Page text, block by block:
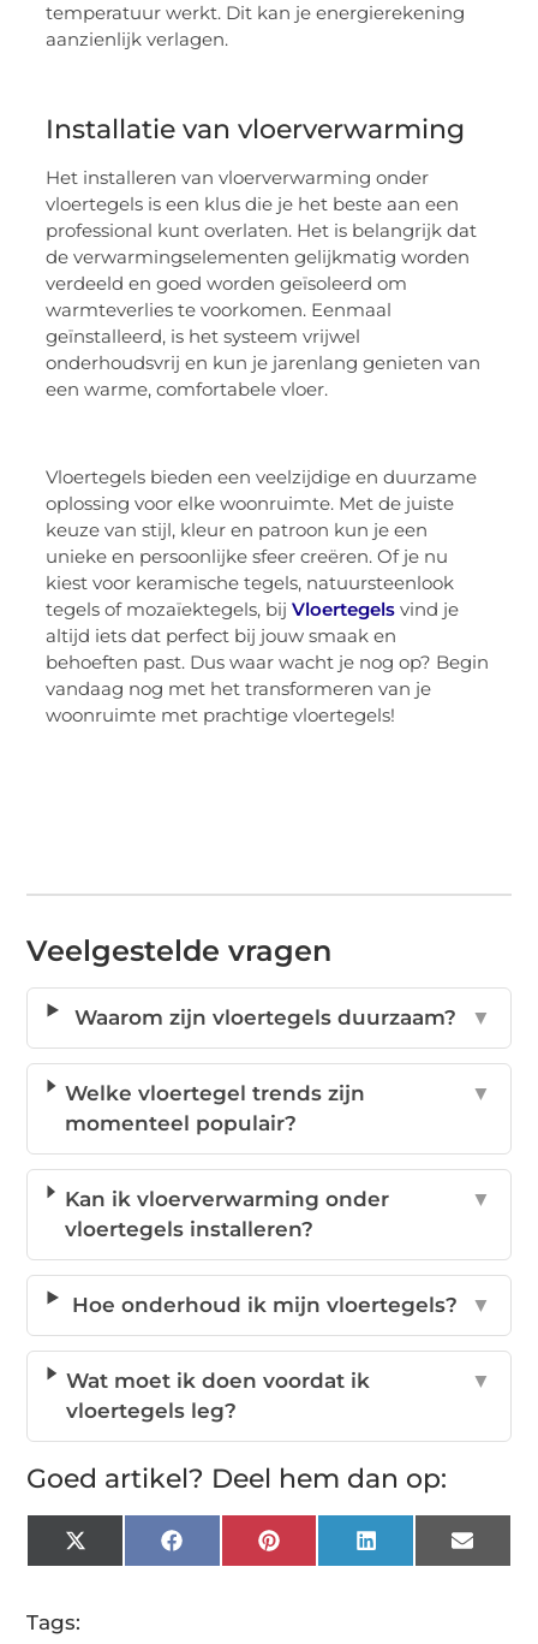
temperatuur werkt. Dit kan je energierekening
aanzienlijk verlagen.
Installatie van vloerverwarming
Het installeren van vloerverwarming onder
vloertegels is een klus die je het beste aan een
professional kunt overlaten. Het is belangrijk dat
de verwarmingselementen gelijkmatig worden
verdeeld en goed worden geïsoleerd om
warmteverlies te voorkomen. Eenmaal
geïnstalleerd, is het systeem vrijwel
onderhoudsvrij en kun je jarenlang genieten van
een warme, comfortabele vloer.
Vloertegels bieden een veelzijdige en duurzame
oplossing voor elke woonruimte. Met de juiste
keuze van stijl, kleur en patroon kun je een
unieke en persoonlijke sfeer creëren. Of je nu
kiest voor keramische tegels, natuursteenlook
tegels of mozaïektegels, bijVloertegels vind je
altijd iets dat perfect bij jouw smaak en
behoeften past. Dus waar wacht je nog op? Begin
vandaag nog met het transformeren van je
woonruimte met prachtige vloertegels!
Veelgestelde vragen
Waarom zijn vloertegels duurzaam? ▼
Welke vloertegel trends zijn
momenteel populair?
▼
Kan ik vloerverwarming onder
vloertegels installeren?
▼
Hoe onderhoud ik mijn vloertegels? ▼
Wat moet ik doen voordat ik
vloertegels leg?
▼
Goed artikel? Deel hem dan op:
X
(Twitter)
FacebookPinterestLinkedInEmail
Tags: